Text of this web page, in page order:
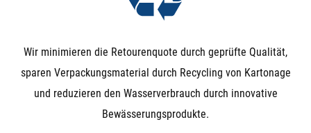
die Membrane nach unten zieht und das Ventil
Manuelle (Not)Betätigung: Das Magnetventil wird
ausschließlich durch Magnetkraft geschlossen und
geöffnet (bzw. durch die Feder, die der Magnetkraft
entgegen wirkt). Das bedeutet, dass ein Magnetventil
Wir minimieren die Retourenquote durch geprüfte Qualität,
sparen Verpackungsmaterial durch Recycling von Kartonage
und reduzieren den Wasserverbrauch durch innovative
Bewässerungsprodukte.